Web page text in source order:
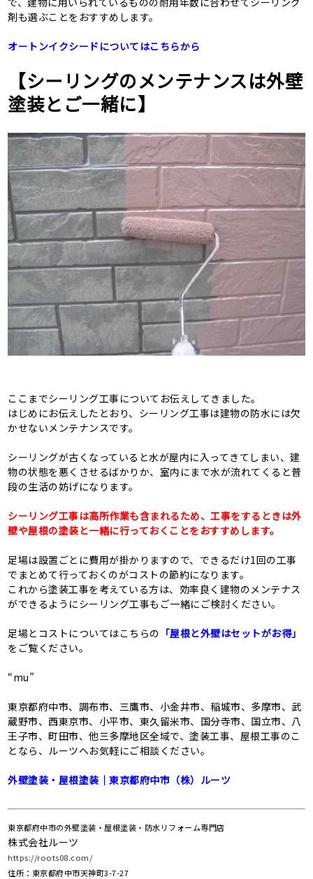
剤も選ぶことをおすすめします。
オートンイクシードについてはこちらから
【シーリングのメンテナンスは外壁
塗装とご一緒に】
ここまでシーリング工事についてお伝えしてきました。
はじめにお伝えしたとおり、シーリング工事は建物の防水には欠
かせないメンテナンスです。
シーリングが古くなっていると水が屋内に入ってきてしまい、建
物の状態を悪くさせるばかりか、室内にまで水が流れてくると普
段の生活の妨げになります。
シーリング工事は高所作業も含まれるため、工事をするときは外
壁や屋根の塗装と一緒に行っておくことをおすすめします。
足場は設置ごとに費用が掛かりますので、できるだけ1回の工事
でまとめて行っておくのがコストの節約になります。
これから塗装工事を考えている方は、効率良く建物のメンテナス
ができるようにシーリング工事もご一緒にご検討ください。
足場とコストについてはこちらの 「屋根と外壁はセットがお得」
をご覧ください。
“mu”
東京都府中市、調布市、三鷹市、小金井市、稲城市、多摩市、武
蔵野市、西東京市、小平市、東久留米市、国分寺市、国立市、八
王子市、町田市、他三多摩地区全域で、塗装工事、屋根工事のこ
となら、ルーツへお気軽にご相談ください。
外壁塗装・屋根塗装｜東京都府中市（株）ルーツ
東京都府中市の外壁塗装・屋根塗装・防水リフォーム専門店
株式会社ルーツ
https://roots08.com/
住所：東京都府中市天神町3-7-27